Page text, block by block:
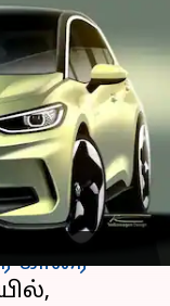
pm
காரை